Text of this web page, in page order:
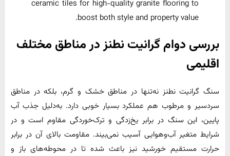
ceramic tiles for high-quality granite flooring to
boost both style and property value.
بررسی دوام گرانیت نطنز در مناطق مختلف
اقلیمی
سنگ گرانیت نطنز نه‌تنها در مناطق خشک و گرم، بلکه در مناطق
سردسیر و مرطوب هم عملکرد بسیار خوبی دارد. به‌دلیل جذب آب
پایین، این سنگ در برابر یخ‌زدگی و ترک‌خوردگی مقاوم است و در
شرایط متغیر آب‌وهوایی آسیب نمی‌بیند. مقاومت بالای آن در برابر
حرارت مستقیم خورشید نیز باعث شده تا در محوطه‌های باز و